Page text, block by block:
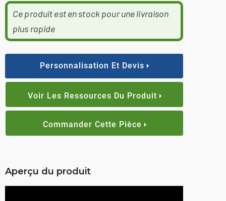
Ce produit est en stock pour une livraison
plus rapide
Personnalisation Et Devis
Voir Les Ressources Du Produit
Commander Cette Pièce
Aperçu du produit